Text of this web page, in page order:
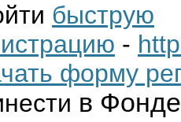
быструю
-
форму
в